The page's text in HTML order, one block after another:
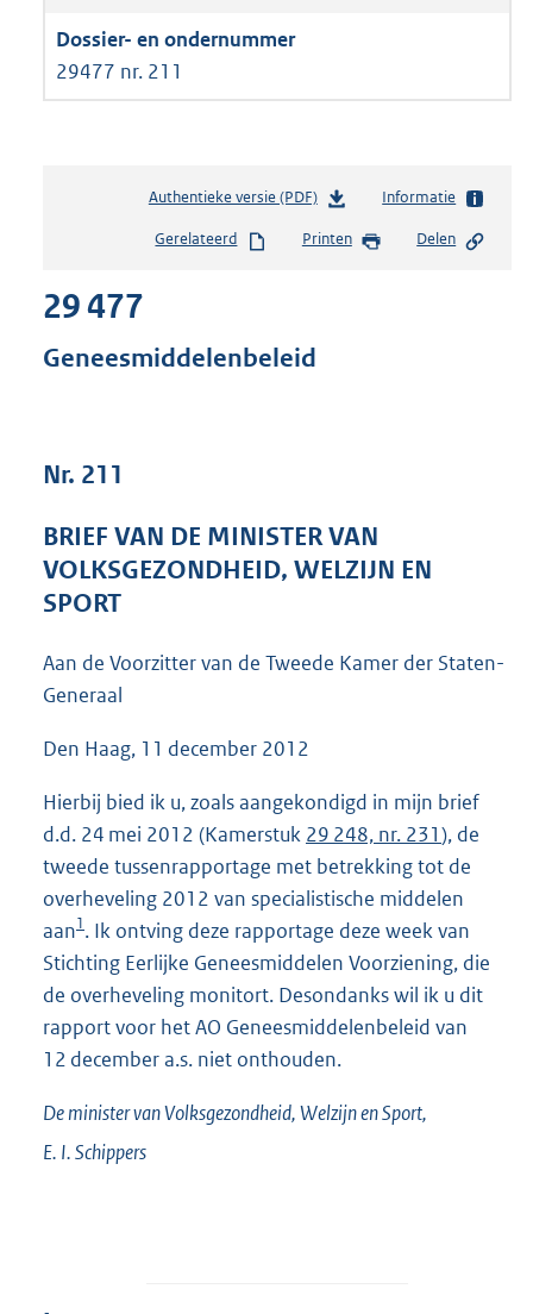
29477 nr. 211
Authentieke versie (PDF)b
s
e
:
b
Informatie
Gerelateerd Printen Delen
29 477
Geneesmiddelenbeleid
Nr. 211
BRIEF VAN DE MINISTER VAN
VOLKSGEZONDHEID, WELZIJN EN
SPORT
Aan de Voorzitter van de Tweede Kamer der Staten-
Generaal
Den Haag, 11 december 2012
Hierbij bied ik u, zoals aangekondigd in mijn brief
d.d. 24 mei 2012 (Kamerstuk 29 248, nr. 231), de
tweede tussenrapportage met betrekking tot de
overheveling 2012 van specialistische middelen
aan1. Ik ontving deze rapportage deze week van
Stichting Eerlijke Geneesmiddelen Voorziening, die
de overheveling monitort. Desondanks wil ik u dit
rapport voor het AO Geneesmiddelenbeleid van
12 december a.s. niet onthouden.
De minister van Volksgezondheid, Welzijn en Sport,
E. I.Schippers